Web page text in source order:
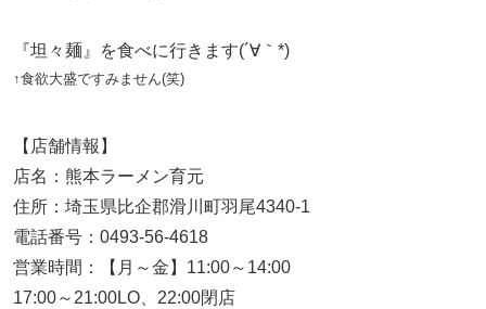
『坦々麺』を食べに行きます(´∀｀*)
↑食欲大盛ですみません(笑)
【店舗情報】
店名：熊本ラーメン育元
住所：埼玉県比企郡滑川町羽尾4340-1
電話番号：0493-56-4618
営業時間：【月～金】11:00～14:00
17:00～21:00LO、22:00閉店